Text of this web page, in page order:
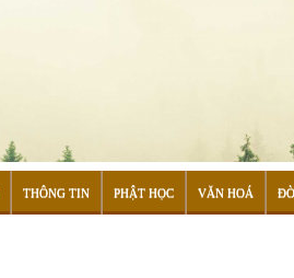
THÔNG TIN PHẬT HỌC VĂN HOÁ